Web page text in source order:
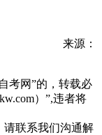
来源：
考网”的，转载必
）”,违者将
请联系我们沟通解